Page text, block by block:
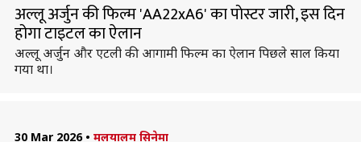
अल्लू अर्जुन की फिल्म 'AA22xA6' का पाेस्टर जारी, इस दिन
होगा टाइटल का ऐलान
अल्लू अर्जुन और एटली की आगामी फिल्म का ऐलान पिछले साल किया
गया था।
30 Mar 2026 • मलयालम सिनेमा